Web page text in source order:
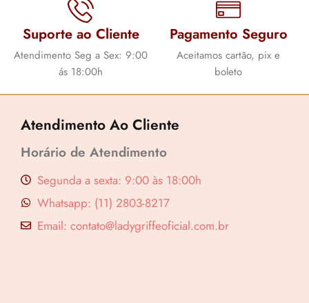
Suporte ao Cliente
Atendimento Seg a Sex: 9:00
ás 18:00h
Pagamento Seguro
Aceitamos cartão, pix e
boleto
Atendimento Ao Cliente
Horário de Atendimento
Segunda a sexta: 9:00 às 18:00h
Whatsapp: (11) 2803-8217
Email: contato@ladygriffeoficial.com.br